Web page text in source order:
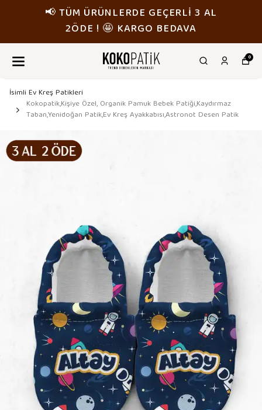
📢 TÜM ÜRÜNLERDE GEÇERLİ 3 AL
2ÖDE ! 🤩 KARGO BEDAVA
0
İsimli Ev Kreş Patikleri
Kokopatik,Kişiye Özel, Organik Pamuk Bebek Patiği,Kaydırmaz
Taban,Yenidoğan Patik,Ev Kreş Ayakkabısı,Astronot Desen Patik